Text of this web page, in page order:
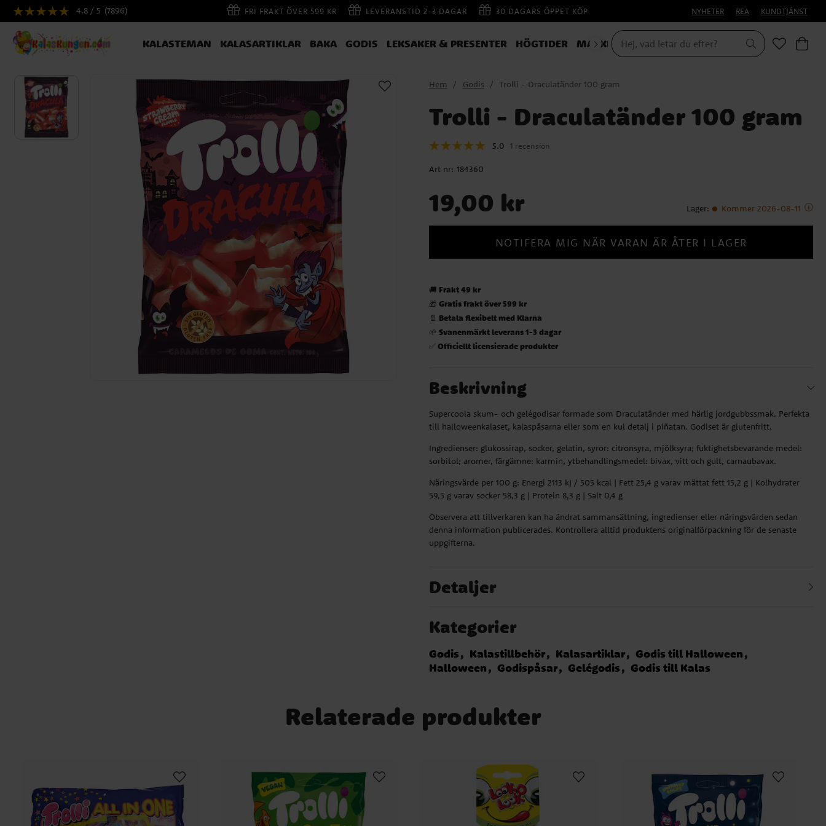
4.8 / 5 (7896) FRI FRAKT ÖVER 599 KR LEVERANSTID 2-3 DAGAR 30 DAGARS ÖPPET KÖP NYHETER REA KUNDTJÄNST
KALASTEMAN KALASARTIKLAR BAKA GODIS LEKSAKER & PRESENTER HÖGTIDER MASKERAD HALLOWEEN
Hem Godis Trolli - Draculatänder 100 gram
Trolli - Draculatänder 100 gram
5.0 1 recension
Art nr: 184360
19,00 kr Lager: Kommer 2026-08-11
NOTIFERA MIG NÄR VARAN ÄR ÅTER I LAGER
🚚 Frakt 49 kr
🎁Gratis frakt över 599 kr
📄 Betala flexibelt med Klarna
🌱Svanenmärkt leverans 1-3 dagar
✅Officiellt licensierade produkter
Beskrivning
Supercoola skum- och gelégodisar formade som Draculatänder med härlig jordgubbssmak. Perfekta
till halloweenkalaset, kalaspåsarna eller som en kul detalj i piñatan. Godiset är glutenfritt.
Ingredienser: glukossirap, socker, gelatin, syror: citronsyra, mjölksyra; fuktighetsbevarande medel:
sorbitol; aromer, färgämne: karmin, ytbehandlingsmedel: bivax, vitt och gult, carnaubavax.
Näringsvärde per 100 g: Energi 2113 kJ / 505 kcal | Fett 25,4 g varav mättat fett 15,2 g | Kolhydrater
59,5 g varav socker 58,3 g | Protein 8,3 g | Salt 0,4 g
Observera att tillverkaren kan ha ändrat sammansättning, ingredienser eller näringsvärden sedan
denna information publicerades. Kontrollera alltid produktens originalförpackning för de senaste
uppgifterna.
Detaljer
Kategorier
Godis Kalastillbehör Kalasartiklar
Godis till Halloween
Halloween
Godispåsar Gelégodis Godis till Kalas
Relaterade produkter